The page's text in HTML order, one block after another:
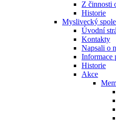
Z činnosti
Historie
Myslivecký
Úvodní
Kontakty
Napsali o
Informace
Historie
Akce